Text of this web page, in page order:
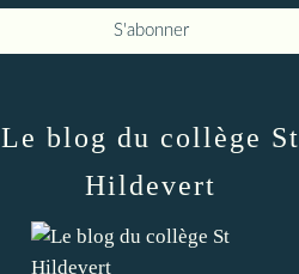
Le blog du collège St
Hildevert